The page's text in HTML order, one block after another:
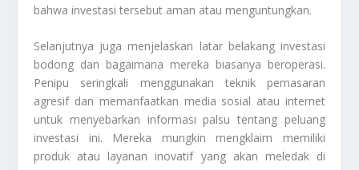
bahwa investasi tersebut aman atau menguntungkan.
Selanjutnya juga menjelaskan latar belakang investasi
bodong dan bagaimana mereka biasanya beroperasi.
Penipu seringkali menggunakan teknik pemasaran
agresif dan memanfaatkan media sosial atau internet
untuk menyebarkan informasi palsu tentang peluang
investasi ini. Mereka mungkin mengklaim memiliki
produk atau layanan inovatif yang akan meledak di